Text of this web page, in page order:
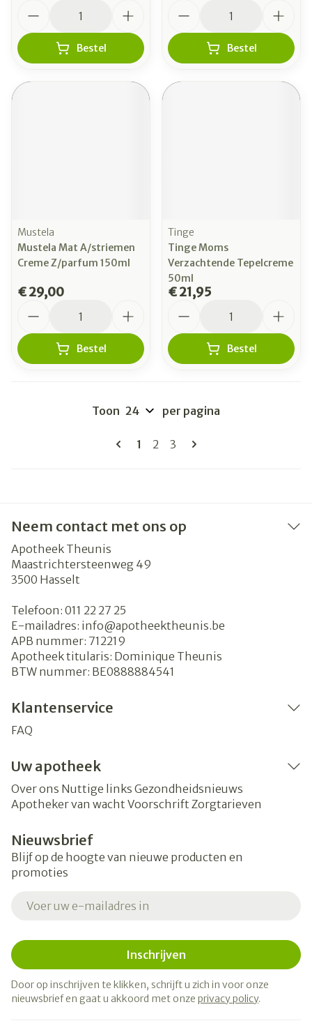
Bestel Bestel
Mustela
Mustela Mat A/striemen
Creme Z/parfum 150ml
€ 29,00
Bestel
Tinge
Tinge Moms
Verzachtende Tepelcreme
50ml
€ 21,95
Bestel
Pagina's
U lees momenteel pagina
1 Pagina
2 Pagina
3
Toon per pagina
Neem contact met ons op
Apotheek Theunis
Maastrichtersteenweg 49
3500 Hasselt
Telefoon: 011 22 27 25
E-mailadres: info@apotheektheunis.be
APB nummer: 712219
Apotheek titularis: Dominique Theunis
BTW nummer: BE0888884541
Klantenservice
FAQ
Uw apotheek
Over ons Nuttige links Gezondheidsnieuws
Apotheker van wacht Voorschrift Zorgtarieven
Nieuwsbrief
Blijf op de hoogte van nieuwe producten en
promoties
Inschrijven
Door op inschrijven te klikken, schrijft u zich in voor onze
nieuwsbrief en gaat u akkoord met onze privacy policy.